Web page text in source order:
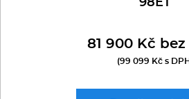
98ET
81 900 Kč bez
(99 099 Kč s